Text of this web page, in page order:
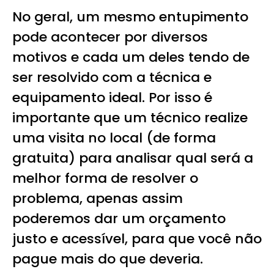
No geral, um mesmo entupimento
pode acontecer por diversos
motivos e cada um deles tendo de
ser resolvido com a técnica e
equipamento ideal. Por isso é
importante que um técnico realize
uma visita no local (de forma
gratuita) para analisar qual será a
melhor forma de resolver o
problema, apenas assim
poderemos dar um orçamento
justo e acessível, para que você não
pague mais do que deveria.